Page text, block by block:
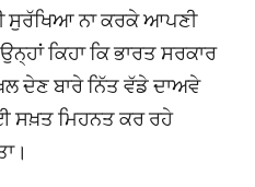
ਸੁਰੱਖਿਆ ਨਾ ਕਰਕੇ ਆਪਣੀ
ਕਿਹਾ ਕਿ ਭਾਰਤ ਸਰਕਾਰ
ਦੇਣ ਬਾਰੇ ਨਿੱਤ ਵੱਡੇ ਦਾਅਵੇ
ਸਖ਼ਤ ਮਿਹਨਤ ਕਰ ਰਹੇ